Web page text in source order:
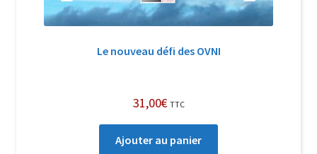
Le nouveau défi des OVNI
31,00€ TTC
Ajouter au panier